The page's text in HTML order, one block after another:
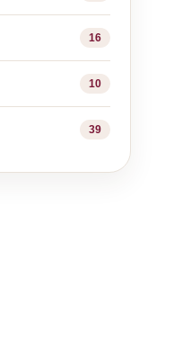
16
10
39